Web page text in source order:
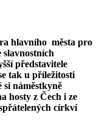
hlavního města pro
slavnostních
představitele
tak u příležitosti
si náměstkyně
hosty z Čech i ze
církví